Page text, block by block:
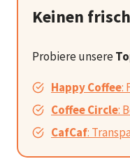
Keinen
Probiere unsere
Happy Coffee:
Coffee Circle:
CafCaf: